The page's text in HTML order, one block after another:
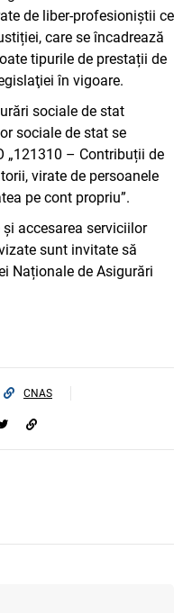
de liber-profesioniștii ce
care se încadrează
tipurile de prestații de
în vigoare.
sociale de stat
sociale de stat se
„121310 – Contribuții de
virate de persoanele
pe cont propriu”.
accesarea serviciilor
sunt invitate să
Naționale de Asigurări
CNAS